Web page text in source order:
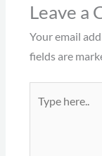
Leave a
Your email
fields are
here..